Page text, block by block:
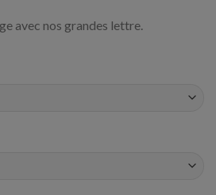
avec nos grandes lettre.